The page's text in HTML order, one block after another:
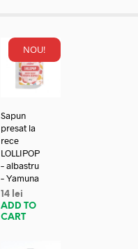
NOU!
Sapun
presat la
rece
LOLLIPOP
– albastru
– Yamuna
14 lei
ADD TO
CART